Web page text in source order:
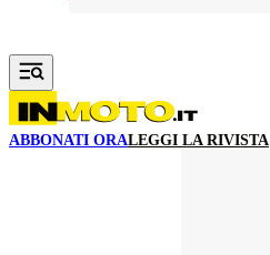
ABBONATI ORALEGGI LA RIVISTA